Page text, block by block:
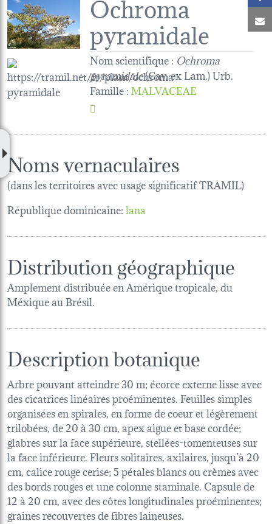
pyramidale
Nom scientifique : Ochroma
pyramidale(Cav. ex Lam.) Urb.
Famille:MALVACEAE
Noms vernaculaires
(dans les territoires avec usage significatif TRAMIL)
République dominicaine:lana
Distribution géographique
Amplement distribuée en Amérique tropicale, du
Méxique au Brésil.
Description botanique
Arbre pouvant atteindre 30 m; écorce externe lisse avec
des cicatrices linéaires proéminentes. Feuilles simples
organisées en spirales, en forme de coeur et légèrement
trilobées, de 20 à 30 cm, apex aigue et base cordée;
glabres sur la face supérieure, stellées-tomenteuses sur
la face inférieure. Fleurs solitaires, axilaires, jusqu’à 20
cm, calice rouge cerise; 5 pétales blancs ou crèmes avec
des bords rouges et une colonne staminale. Capsule de
12 à 20 cm, avec des côtes longitudinales proéminentes;
graines recouvertes de fibres laineuses.